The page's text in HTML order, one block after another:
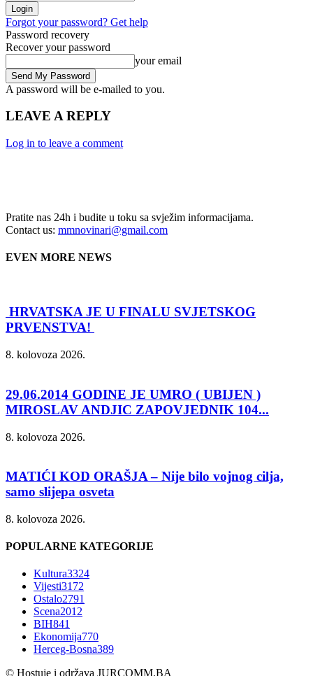
Forgot your password? Get help
Password recovery
Recover your password
your email
A password will be e-mailed to you.
LEAVE A REPLY
Log in to leave a comment
Pratite nas 24h i budite u toku sa svježim informacijama.
Contact us: mmnovinari@gmail.com
EVEN MORE NEWS
HRVATSKA JE U FINALU SVJETSKOG
PRVENSTVA!
8. kolovoza 2026.
29.06.2014 GODINE JE UMRO ( UBIJEN )
MIROSLAV ANDJIC ZAPOVJEDNIK 104...
8. kolovoza 2026.
MATIĆI KOD ORAŠJA – Nije bilo vojnog cilja,
samo slijepa osveta
8. kolovoza 2026.
POPULARNE KATEGORIJE
Kultura3324
Vijesti3172
Ostalo2791
Scena2012
BIH841
Ekonomija770
Herceg-Bosna389
© Hostuje i održava JURCOMM.BA